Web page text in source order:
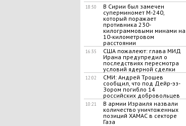
18:50
В Сирии был замечен
суперминомет М-240,
который поражает
противника 230-
килограммовыми минами на
10-километровом
расстоянии
16:35
США пожалеют: глава МИД
Ирана предупредил о
последствиях пересмотра
условий ядерной сделки
12:02
СМИ: Андрей Трошев
сообщил, что под Дейр-эз-
Зором погибло 14
российских добровольцев
10:21
В армии Израиля назвали
количество уничтоженных
позиций ХАМАС в секторе
Газа